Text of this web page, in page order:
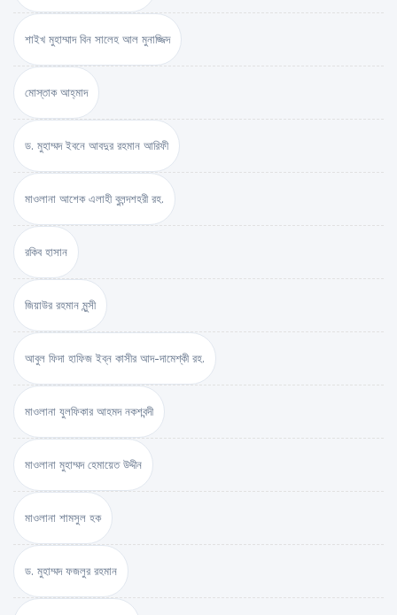
শাইখ মুহাম্মাদ বিন সালেহ আল মুনাজ্জিদ
মোস্তাক আহ্‌মাদ
ড. মুহাম্মদ ইবনে আবদুর রহমান আরিফী
মাওলানা আশেক এলাহী বুলন্দশহরী রহ.
রকিব হাসান
জিয়াউর রহমান মুন্সী
আবুল ফিদা হাফিজ ইব্‌ন কাসীর আদ-দামেশ্‌কী রহ.
মাওলানা যুলফিকার আহমদ নকশবন্দী
মাওলানা মুহাম্মদ হেমায়েত উদ্দীন
মাওলানা শামসুল হক
ড. মুহাম্মদ ফজলুর রহমান